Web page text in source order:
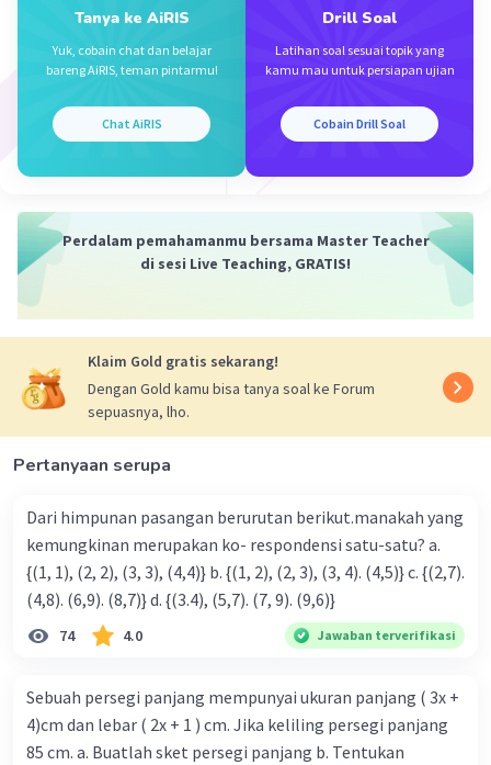
Tanya ke AiRIS
Yuk, cobain chat dan belajar
bareng AiRIS, teman pintarmu!
Chat AiRIS
Drill Soal
Latihan soal sesuai topik yang
kamu mau untuk persiapan ujian
Cobain Drill Soal
Perdalam pemahamanmu bersama Master Teacher
di sesi Live Teaching, GRATIS!
Klaim Gold gratis sekarang!
Dengan Gold kamu bisa tanya soal ke Forum
sepuasnya, lho.
Pertanyaan serupa
Dari himpunan pasangan berurutan berikut.manakah yang
kemungkinan merupakan ko- respondensi satu-satu? a.
{(1, 1), (2, 2), (3, 3), (4,4)} b. {(1, 2), (2, 3), (3, 4). (4,5)} c. {(2,7).
(4,8). (6,9). (8,7)} d. {(3.4), (5,7). (7, 9). (9,6)}
74 4.0 Jawaban terverifikasi
Sebuah persegi panjang mempunyai ukuran panjang ( 3x +
4)cm dan lebar ( 2x + 1 ) cm. Jika keliling persegi panjang
85 cm. a. Buatlah sket persegi panjang b. Tentukan